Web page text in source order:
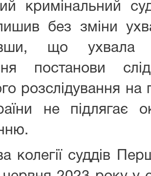
кримінальний
без зміни
що ухвала
постанови
розслідування на
не підлягає
колегії суддів